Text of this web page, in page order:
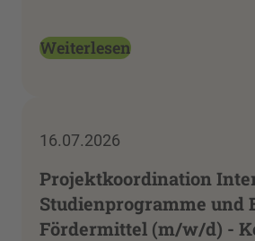
Weiterlesen
16.07.2026
Projektkoordination
Studienprogramme und
Fördermittel (m/w/d) -